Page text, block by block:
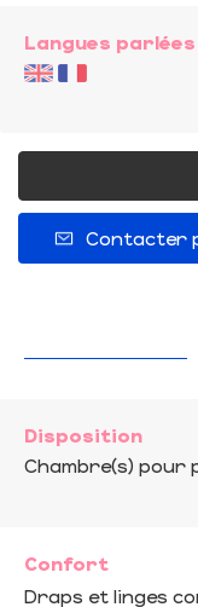
Langues parlées
Contacter
Disposition
Chambre(s) pour
Confort
Draps et linges